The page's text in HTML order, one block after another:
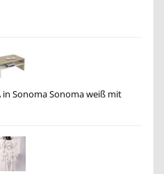
in Sonoma Sonoma weiß mit